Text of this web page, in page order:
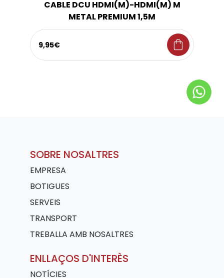
CABLE DCU HDMI(M)-HDMI(M) M
METAL PREMIUM 1,5M
9,95€ shopping_bag
SOBRE NOSALTRES
EMPRESA
BOTIGUES
SERVEIS
TRANSPORT
TREBALLA AMB NOSALTRES
ENLLAÇOS D'INTERÈS
NOTÍCIES